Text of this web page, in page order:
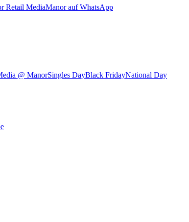
Retail MediaManor auf WhatsApp
@ ManorSingles DayBlack FridayNational Day